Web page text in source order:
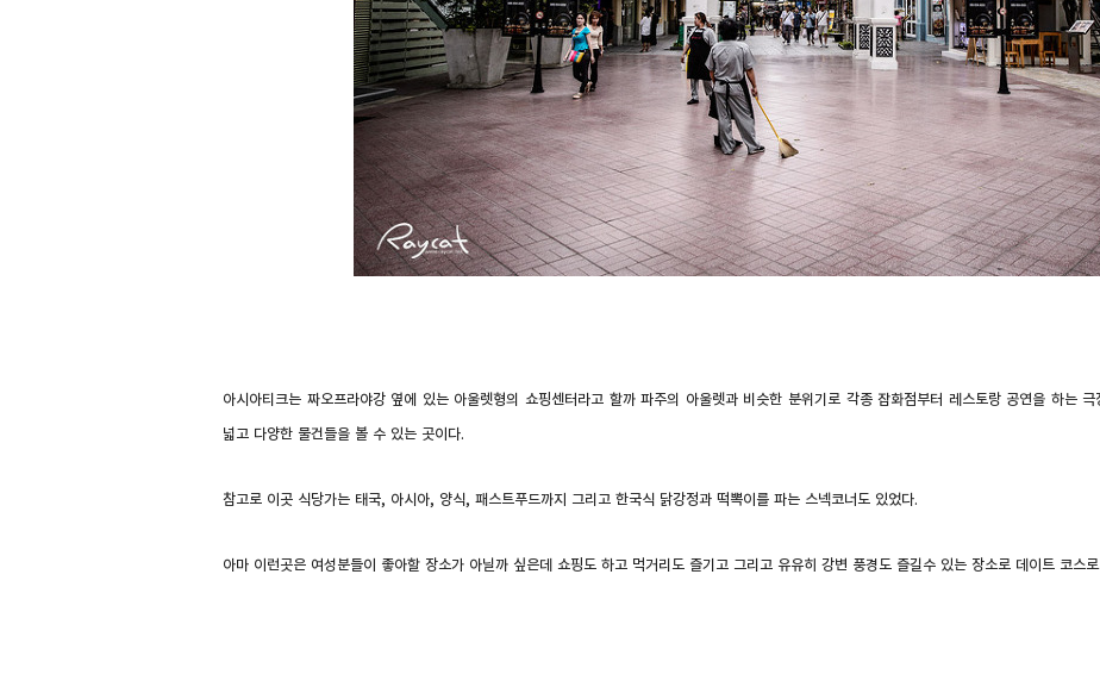
아시아티크는 짜오프라야강 옆에 있는 아울렛형의 쇼핑센터라고 할까 파주의 아울렛과 비슷한 분위기로 각종 잡화점부터 레스토랑 공연을 하는
넓고 다양한 물건들을 볼 수 있는 곳이다.
참고로 이곳 식당가는 태국, 아시아, 양식, 패스트푸드까지 그리고 한국식 닭강정과 떡뽁이를 파는 스넥코너도 있었다.
아마 이런곳은 여성분들이 좋아할 장소가 아닐까 싶은데 쇼핑도 하고 먹거리도 즐기고 그리고 유유히 강변 풍경도 즐길수 있는 장소로 데이트 코스